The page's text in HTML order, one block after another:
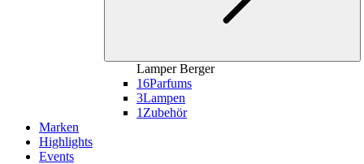
Lamper Berger
16Parfums
3Lampen
1 Zubehör
Marken
Highlights
Events